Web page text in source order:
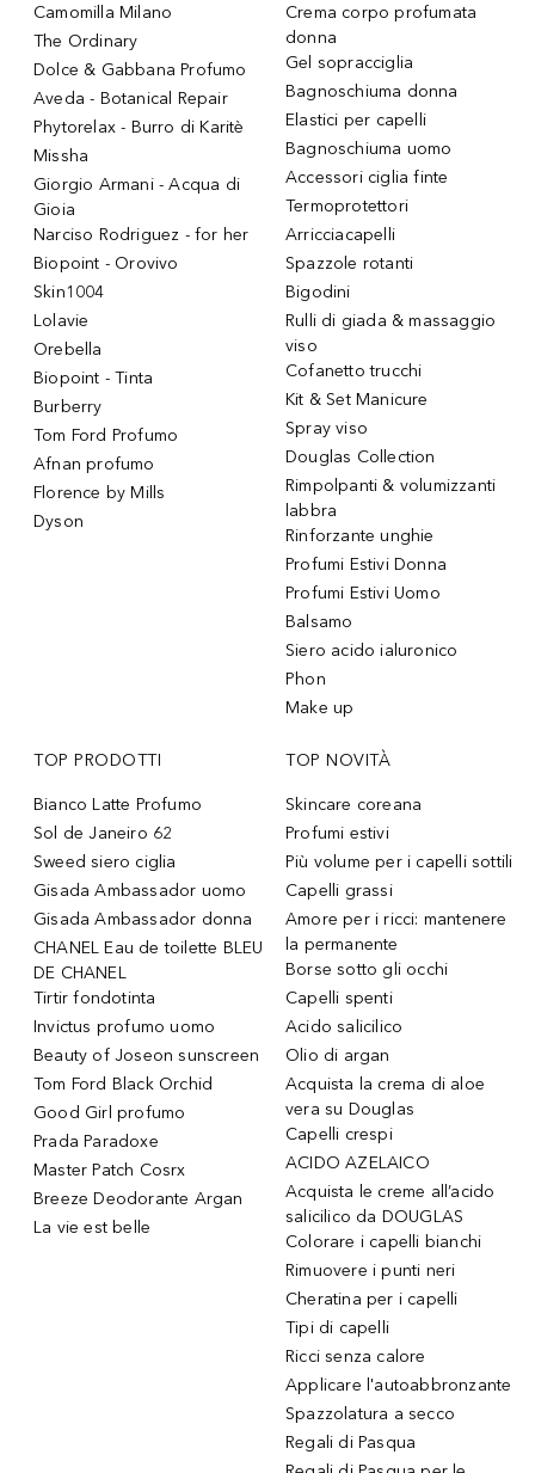
Camomilla Milano
The Ordinary
Dolce & Gabbana Profumo
Aveda - Botanical Repair
Phytorelax - Burro di Karitè
Missha
Giorgio Armani - Acqua di
Gioia
Narciso Rodriguez - for her
Biopoint - Orovivo
Skin1004
Lolavie
Orebella
Biopoint - Tinta
Burberry
Tom Ford Profumo
Afnan profumo
Florence by Mills
Dyson
Crema corpo profumata
donna
Gel sopracciglia
Bagnoschiuma donna
Elastici per capelli
Bagnoschiuma uomo
Accessori ciglia finte
Termoprotettori
Arricciacapelli
Spazzole rotanti
Bigodini
Rulli di giada & massaggio
viso
Cofanetto trucchi
Kit & Set Manicure
Spray viso
Douglas Collection
Rimpolpanti & volumizzanti
labbra
Rinforzante unghie
Profumi Estivi Donna
Profumi Estivi Uomo
Balsamo
Siero acido ialuronico
Phon
Make up
TOP PRODOTTI
Bianco Latte Profumo
Sol de Janeiro 62
Sweed siero ciglia
Gisada Ambassador uomo
Gisada Ambassador donna
CHANEL Eau de toilette BLEU
DE CHANEL
Tirtir fondotinta
Invictus profumo uomo
Beauty of Joseon sunscreen
Tom Ford Black Orchid
Good Girl profumo
Prada Paradoxe
Master Patch Cosrx
Breeze Deodorante Argan
La vie est belle
TOP NOVITÀ
Skincare coreana
Profumi estivi
Più volume per i capelli sottili
Capelli grassi
Amore per i ricci: mantenere
la permanente
Borse sotto gli occhi
Capelli spenti
Acido salicilico
Olio di argan
Acquista la crema di aloe
vera su Douglas
Capelli crespi
ACIDO AZELAICO
Acquista le creme all’acido
salicilico da DOUGLAS
Colorare i capelli bianchi
Rimuovere i punti neri
Cheratina per i capelli
Tipi di capelli
Ricci senza calore
Applicare l'autoabbronzante
Spazzolatura a secco
Regali di Pasqua